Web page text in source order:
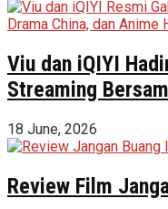
Viu dan iQIYI
Streaming
18 June, 2026
Review Film